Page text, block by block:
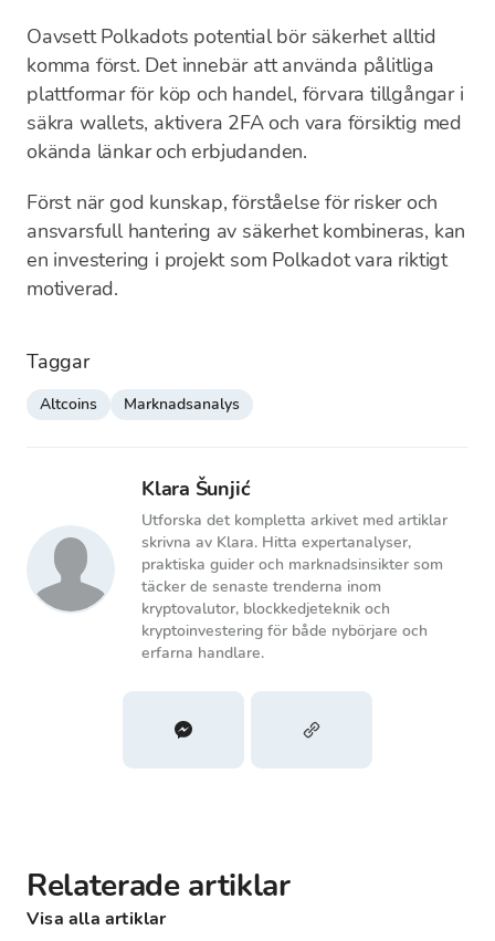
Oavsett Polkadots potential bör säkerhet alltid
komma först. Det innebär att använda pålitliga
plattformar för köp och handel, förvara tillgångar i
säkra wallets, aktivera 2FA och vara försiktig med
okända länkar och erbjudanden.
Först när god kunskap, förståelse för risker och
ansvarsfull hantering av säkerhet kombineras, kan
en investering i projekt som Polkadot vara riktigt
motiverad.
Taggar
Altcoins Marknadsanalys
Klara Šunjić
Utforska det kompletta arkivet med artiklar
skrivna av Klara. Hitta expertanalyser,
praktiska guider och marknadsinsikter som
täcker de senaste trenderna inom
kryptovalutor, blockkedjeteknik och
kryptoinvestering för både nybörjare och
erfarna handlare.
Relaterade artiklar
Visa alla artiklar